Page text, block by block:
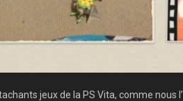
jeux de la PS Vita, comme nous